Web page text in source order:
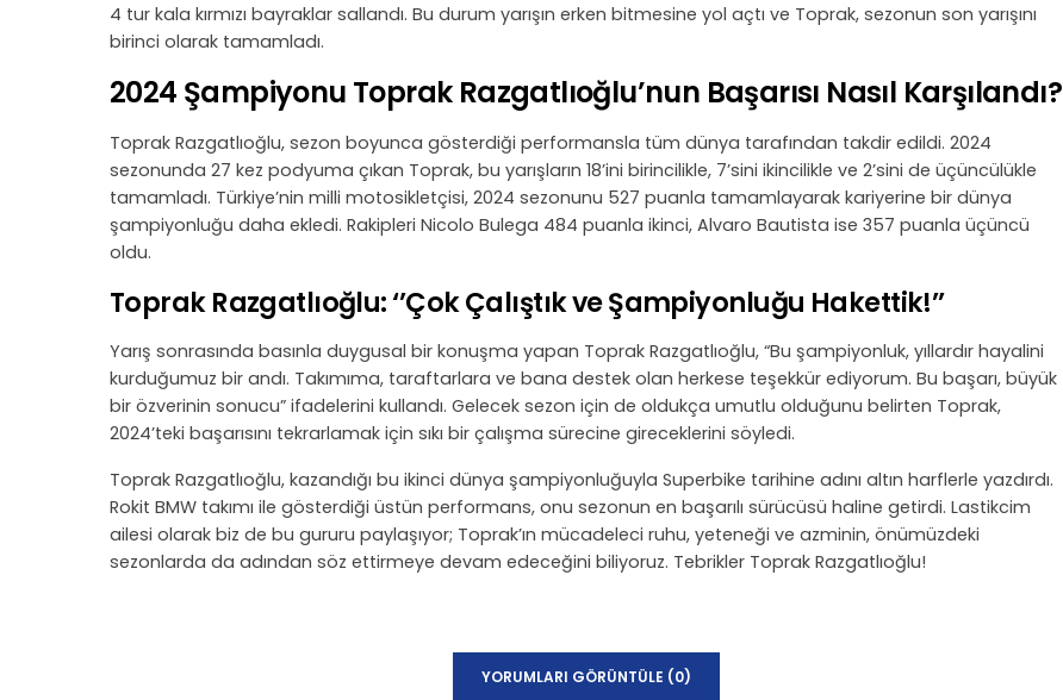
4 tur kala kırmızı bayraklar sallandı. Bu durum yarışın erken bitmesine yol açtı ve Toprak, sezonun son yarışını
birinci olarak tamamladı.
2024 Şampiyonu Toprak Razgatlıoğlu’nun Başarısı Nasıl Karşılandı?
Toprak Razgatlıoğlu, sezon boyunca gösterdiği performansla tüm dünya tarafından takdir edildi. 2024
sezonunda 27 kez podyuma çıkan Toprak, bu yarışların 18’ini birincilikle, 7’sini ikincilikle ve 2’sini de üçüncülükle
tamamladı. Türkiye’nin milli motosikletçisi, 2024 sezonunu 527 puanla tamamlayarak kariyerine bir dünya
şampiyonluğu daha ekledi. Rakipleri Nicolo Bulega 484 puanla ikinci, Alvaro Bautista ise 357 puanla üçüncü
oldu.
Toprak Razgatlıoğlu: ‘’Çok Çalıştık ve Şampiyonluğu Hakettik!’’
Yarış sonrasında basınla duygusal bir konuşma yapan Toprak Razgatlıoğlu, “Bu şampiyonluk, yıllardır hayalini
kurduğumuz bir andı. Takımıma, taraftarlara ve bana destek olan herkese teşekkür ediyorum. Bu başarı, büyük
bir özverinin sonucu” ifadelerini kullandı. Gelecek sezon için de oldukça umutlu olduğunu belirten Toprak,
2024’teki başarısını tekrarlamak için sıkı bir çalışma sürecine gireceklerini söyledi.
Toprak Razgatlıoğlu, kazandığı bu ikinci dünya şampiyonluğuyla Superbike tarihine adını altın harflerle yazdırdı.
Rokit BMW takımı ile gösterdiği üstün performans, onu sezonun en başarılı sürücüsü haline getirdi. Lastikcim
ailesi olarak biz de bu gururu paylaşıyor; Toprak’ın mücadeleci ruhu, yeteneği ve azminin, önümüzdeki
sezonlarda da adından söz ettirmeye devam edeceğini biliyoruz. Tebrikler Toprak Razgatlıoğlu!
YORUMLARI GÖRÜNTÜLE (0)